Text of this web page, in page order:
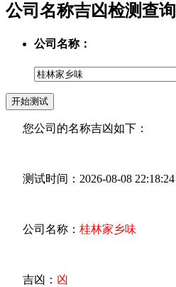
公司名称吉凶检测查询
公司名称：
您公司的名称吉凶如下：
测试时间：2026-08-08 22:18:24
公司名称： 桂林家乡味
吉凶： 凶